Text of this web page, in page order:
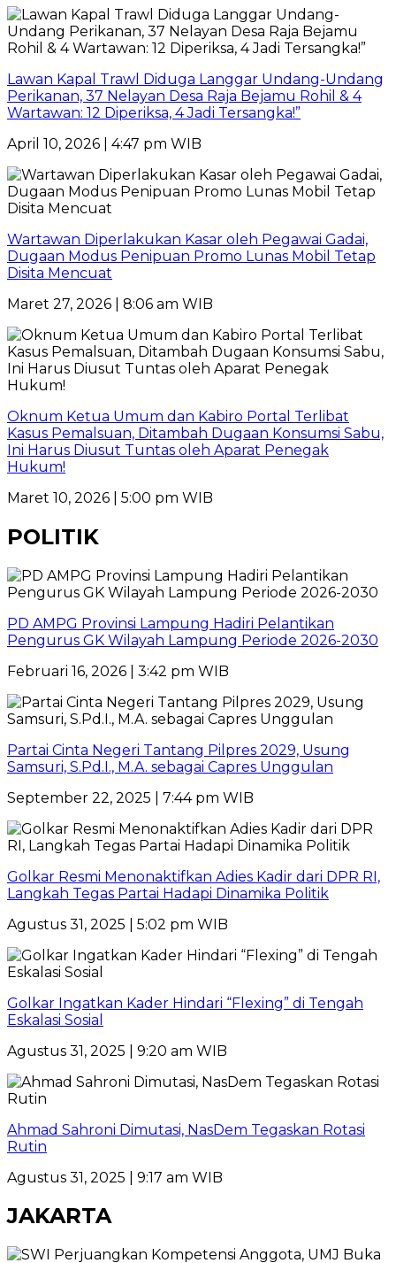
Lawan Kapal Trawl Diduga Langgar Undang-Undang
Perikanan, 37 Nelayan Desa Raja Bejamu Rohil & 4
Wartawan: 12 Diperiksa, 4 Jadi Tersangka!”
April 10, 2026 | 4:47 pm WIB
Wartawan Diperlakukan Kasar oleh Pegawai Gadai,
Dugaan Modus Penipuan Promo Lunas Mobil Tetap
Disita Mencuat
Maret 27, 2026 | 8:06 am WIB
Oknum Ketua Umum dan Kabiro Portal Terlibat
Kasus Pemalsuan, Ditambah Dugaan Konsumsi Sabu,
Ini Harus Diusut Tuntas oleh Aparat Penegak
Hukum!
Maret 10, 2026 | 5:00 pm WIB
POLITIK
PD AMPG Provinsi Lampung Hadiri Pelantikan
Pengurus GK Wilayah Lampung Periode 2026-2030
Februari 16, 2026 | 3:42 pm WIB
Partai Cinta Negeri Tantang Pilpres 2029, Usung
Samsuri, S.Pd.I., M.A. sebagai Capres Unggulan
September 22, 2025 | 7:44 pm WIB
Golkar Resmi Menonaktifkan Adies Kadir dari DPR RI,
Langkah Tegas Partai Hadapi Dinamika Politik
Agustus 31, 2025 | 5:02 pm WIB
Golkar Ingatkan Kader Hindari “Flexing” di Tengah
Eskalasi Sosial
Agustus 31, 2025 | 9:20 am WIB
Ahmad Sahroni Dimutasi, NasDem Tegaskan Rotasi
Rutin
Agustus 31, 2025 | 9:17 am WIB
JAKARTA